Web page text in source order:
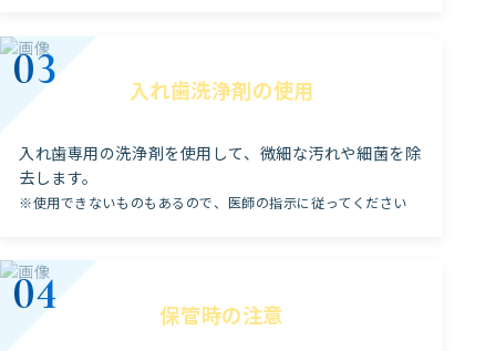
入れ歯洗浄剤の使用
入れ歯専用の洗浄剤を使用して、微細な汚れや細菌を除
去します。
※使用できないものもあるので、医師の指示に従ってください
保管時の注意